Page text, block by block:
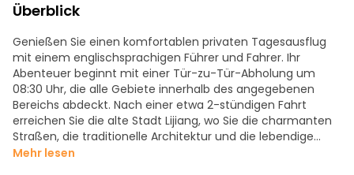
Überblick
Genießen Sie einen komfortablen privaten Tagesausflug
mit einem englischsprachigen Führer und Fahrer. Ihr
Abenteuer beginnt mit einer Tür-zu-Tür-Abholung um
08:30 Uhr, die alle Gebiete innerhalb des angegebenen
Bereichs abdeckt. Nach einer etwa 2-stündigen Fahrt
erreichen Sie die alte Stadt Lijiang, wo Sie die charmanten
Straßen, die traditionelle Architektur und die lebendige
lokale Kultur erkunden können.
Mehr lesen